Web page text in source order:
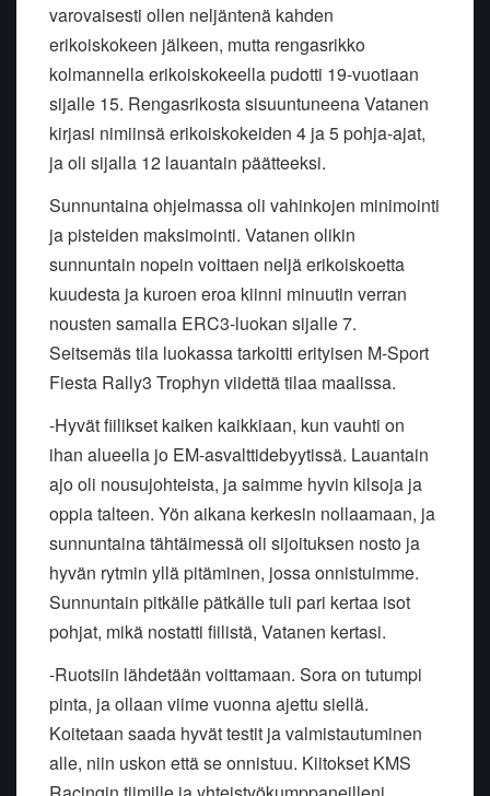
varovaisesti ollen neljäntenä kahden
erikoiskokeen jälkeen, mutta rengasrikko
kolmannella erikoiskokeella pudotti 19-vuotiaan
sijalle 15. Rengasrikosta sisuuntuneena Vatanen
kirjasi nimiinsä erikoiskokeiden 4 ja 5 pohja-ajat,
ja oli sijalla 12 lauantain päätteeksi.
Sunnuntaina ohjelmassa oli vahinkojen minimointi
ja pisteiden maksimointi. Vatanen olikin
sunnuntain nopein voittaen neljä erikoiskoetta
kuudesta ja kuroen eroa kiinni minuutin verran
nousten samalla ERC3-luokan sijalle 7.
Seitsemäs tila luokassa tarkoitti erityisen M-Sport
Fiesta Rally3 Trophyn viidettä tilaa maalissa.
-Hyvät fiilikset kaiken kaikkiaan, kun vauhti on
ihan alueella jo EM-asvalttidebyytissä. Lauantain
ajo oli nousujohteista, ja saimme hyvin kilsoja ja
oppia talteen. Yön aikana kerkesin nollaamaan, ja
sunnuntaina tähtäimessä oli sijoituksen nosto ja
hyvän rytmin yllä pitäminen, jossa onnistuimme.
Sunnuntain pitkälle pätkälle tuli pari kertaa isot
pohjat, mikä nostatti fiilistä, Vatanen kertasi.
-Ruotsiin lähdetään voittamaan. Sora on tutumpi
pinta, ja ollaan viime vuonna ajettu siellä.
Koitetaan saada hyvät testit ja valmistautuminen
alle, niin uskon että se onnistuu. Kiitokset KMS